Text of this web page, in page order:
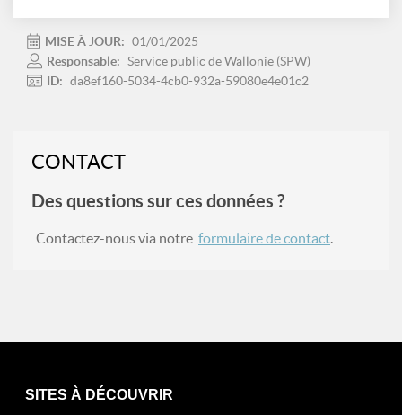
MISE À JOUR: 01/01/2025
Responsable: Service public de Wallonie (SPW)
ID: da8ef160-5034-4cb0-932a-59080e4e01c2
CONTACT
Des questions sur ces données ?
Contactez-nous via notre formulaire de contact.
SITES À DÉCOUVRIR